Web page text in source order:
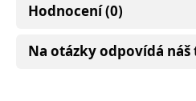
Hodnocení (0)
Na otázky odpovídá